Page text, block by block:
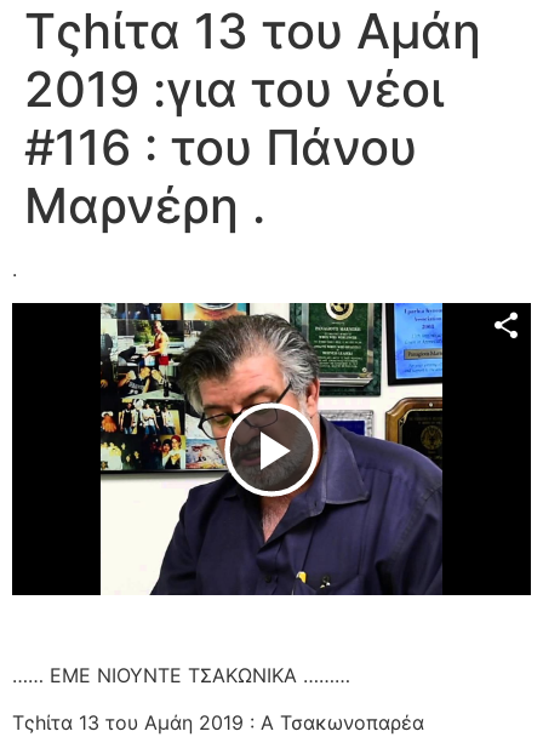
Τςhίτα 13 του Αμάη
2019 :για του νέοι
#116 : του Πάνου
Μαρνέρη .
.
Play Video
…… ΕΜΕ ΝΙΟΥΝΤΕ ΤΣΑΚΩΝΙΚΑ ………
Τςhίτα 13 του Αμάη 2019 : Α Τσακωνοπαρέα